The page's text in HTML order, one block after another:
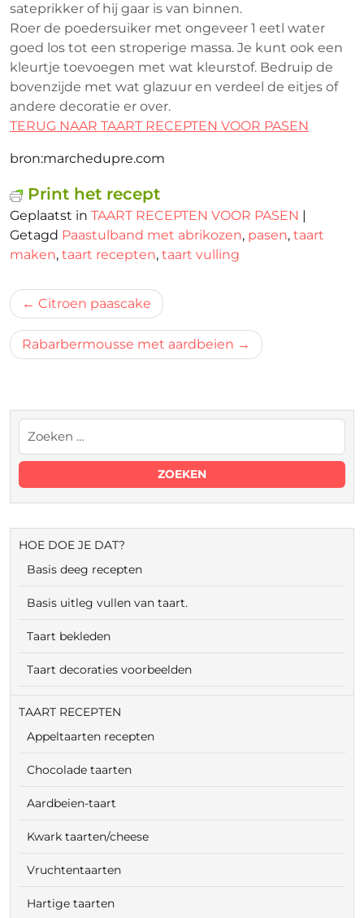
sateprikker of hij gaar is van binnen.
Roer de poedersuiker met ongeveer 1 eetl water
goed los tot een stroperige massa. Je kunt ook een
kleurtje toevoegen met wat kleurstof. Bedruip de
bovenzijde met wat glazuur en verdeel de eitjes of
andere decoratie er over.
TERUG NAAR TAART RECEPTEN VOOR PASEN
bron:marchedupre.com
Print het recept
Geplaatst in TAART RECEPTEN VOOR PASEN |
Getagd Paastulband met abrikozen, pasen, taart
maken, taart recepten, taart vulling
Bericht
navigatie
Citroen paascake
Rabarbermousse met aardbeien
HOE DOE JE DAT?
Basis deeg recepten
Basis uitleg vullen van taart.
Taart bekleden
Taart decoraties voorbeelden
TAART RECEPTEN
Appeltaarten recepten
Chocolade taarten
Aardbeien-taart
Kwark taarten/cheese
Vruchtentaarten
Hartige taarten